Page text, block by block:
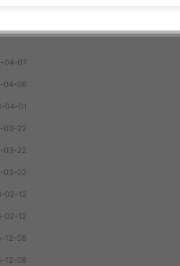
04-07
04-06
04-01
03-22
03-22
03-02
02-12
02-12
12-08
12-08